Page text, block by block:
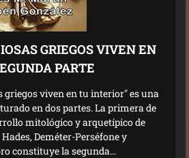
GRIEGOS VIVEN EN
PARTE
griegos viven en tu interior" es una
en dos partes. La primera de
mitológico y arquetípico de
Deméter-Perséfone y
constituye la segunda...